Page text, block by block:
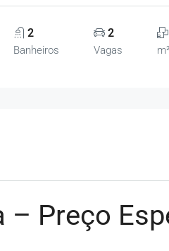
2
Banheiros
2
Vagas m²
– Preço